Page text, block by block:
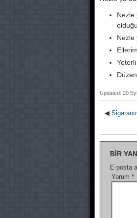
Nezle
Nezle
Updated: 20
◀
BIR
E-posta
Yorum *